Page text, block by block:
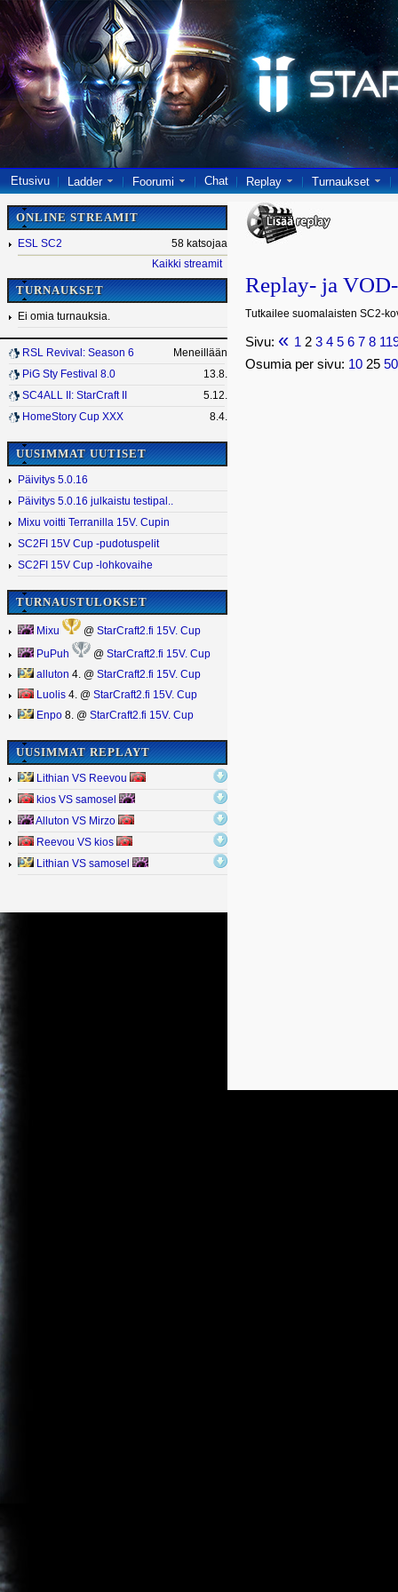
Etusivu Ladder Foorumi Chat Replay Turnaukset
ONLINE STREAMIT
ESL SC2
58 katsojaa
Kaikki streamit
TURNAUKSET
Ei omia turnauksia.
RSL Revival: Season 6
Meneillään
PiG Sty Festival 8.0
13.8.
SC4ALL II: StarCraft II
5.12.
HomeStory Cup XXX
8.4.
UUSIMMAT UUTISET
Päivitys 5.0.16
Päivitys 5.0.16 julkaistu testipal..
Mixu voitti Terranilla 15V. Cupin
SC2FI 15V Cup -pudotuspelit
SC2FI 15V Cup -lohkovaihe
TURNAUSTULOKSET
Mixu @ StarCraft2.fi 15V. Cup
PuPuh @ StarCraft2.fi 15V. Cup
alluton 4. @ StarCraft2.fi 15V. Cup
Luolis 4. @ StarCraft2.fi 15V. Cup
Enpo 8. @ StarCraft2.fi 15V. Cup
UUSIMMAT REPLAYT
Lithian VS Reevou
kios VS samosel
Alluton VS Mirzo
Reevou VS kios
Lithian VS samosel
Replay- ja
Tutkailee suomalaisten SC2-
Sivu: « 1 2 3 4 5 6 7 8
Osumia per sivu: 10 25